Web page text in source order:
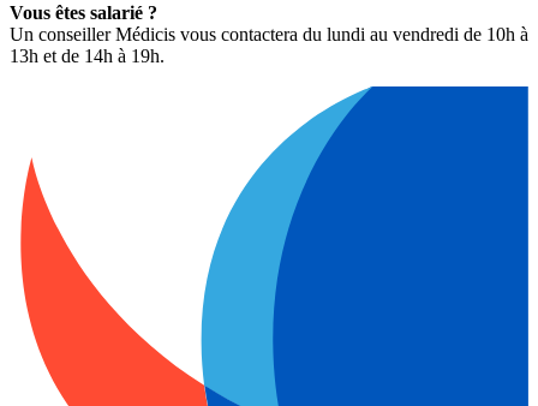
Vous êtes salarié ?
Un conseiller Médicis vous contactera du lundi au vendredi de 10h à
13h et de 14h à 19h.